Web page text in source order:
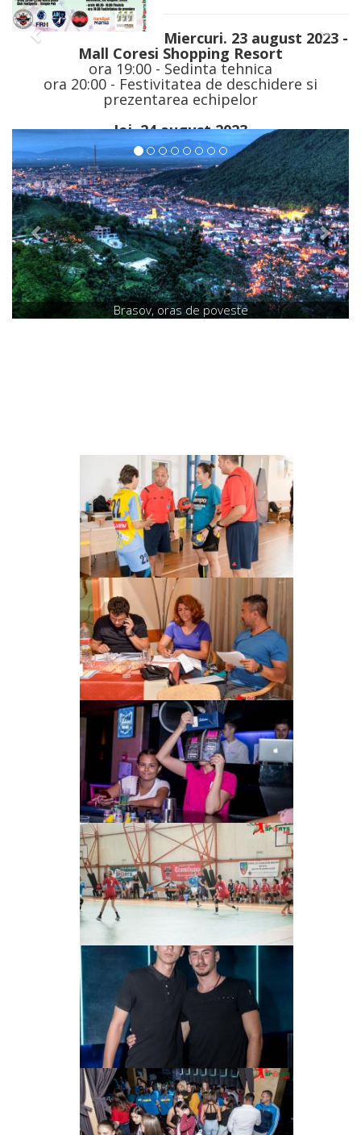
2023 -
După o pauză datorată pandemiei de coronavirus, cel mai
turneu de handbal pentru juniori din țara noastră revine, cu
În formatul de care ne-am bucurat împreună, timp de mulți ani la
patru categorii de vârstă, atât la fete cât și la băieți: Juniori I (U18),
III (U14) și IV (U12).
străinătate, se vor afla la Brașov, la finalul lunii august, pregătind
viitor, în cadrul unui real spectacol handbalistic: 21-25 august –
IV; 25-28 august – juniori I și II.
Înscrierile sunt deschise pana pe 1 iulie.
Biserica Neagra